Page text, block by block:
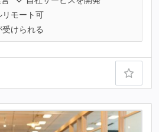
リモート可
けられる